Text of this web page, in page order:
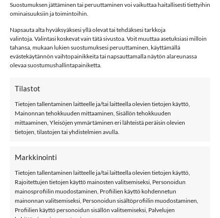
Suostumuksen jättäminen tai peruuttaminen voi vaikuttaa haitallisesti tiettyihin
ominaisuuksiin ja toimintoihin.
Napsauta alta hyväksyäksesi yllä olevat tai tehdäksesi tarkkoja
valintoja. Valintasi koskevat vain tätä sivustoa. Voit muuttaa asetuksiasi milloin
tahansa, mukaan lukien suostumuksesi peruuttaminen, käyttämällä
evästekäytännön vaihtopainikkeita tai napsauttamalla näytön alareunassa
olevaa suostumushallintapainiketta.
Tilastot
Tietojen tallentaminen laitteelle ja/tai laitteella olevien tietojen käyttö,
Mainonnan tehokkuuden mittaaminen, Sisällön tehokkuuden
mittaaminen, Yleisöjen ymmärtäminen eri lähteistä peräisin olevien
tietojen, tilastojen tai yhdistelmien avulla.
Markkinointi
Tietojen tallentaminen laitteelle ja/tai laitteella olevien tietojen käyttö,
Rajoitettujen tietojen käyttö mainosten valitsemiseksi, Personoidun
mainosprofiilin muodostaminen, Profiilien käyttö kohdennetun
mainonnan valitsemiseksi, Personoidun sisältöprofiilin muodostaminen,
Profiilien käyttö personoidun sisällön valitsemiseksi, Palvelujen
Osastot:Mf,name it,Takit,Toppatakit
LISÄTIEDOT
ARVIOT (2)
jossa vettähylkivä käsittely pinnassa. Takissa irrotettava
huppu, edessä taskut sekä heijastimet edessä ja takana.
Resorit hihansuissa. Takana kuminauha tuomassa muotoa
takille ja takki on takaa hieman pidempi. Bionic Finish Eco-